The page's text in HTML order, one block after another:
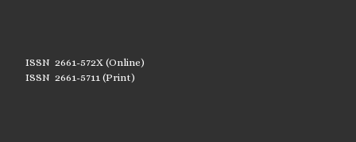
ISSN 2661-572X (Online)
ISSN 2661-5711 (Print)